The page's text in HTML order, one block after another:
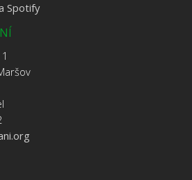
Spotify